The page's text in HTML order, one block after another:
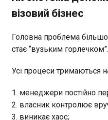
візовий бізнес
Головна проблема
стає “вузьким горлечком”.
Усі процеси тримаються
менеджери постійно
власник контролює
виникає хаос;